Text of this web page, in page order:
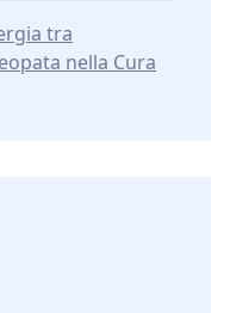
tra
nella Cura